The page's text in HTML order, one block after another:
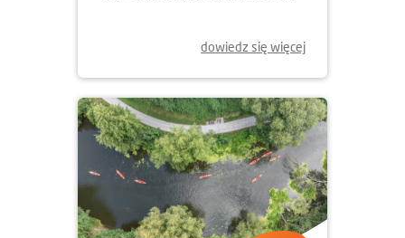
dowiedz się więcej